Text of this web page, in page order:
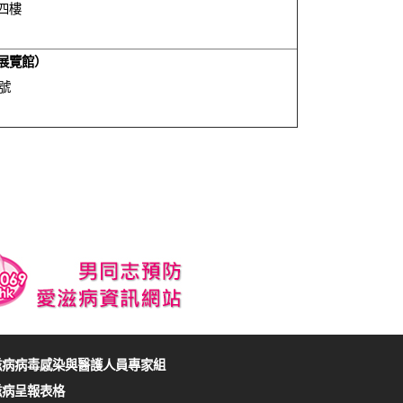
樓
覽館）
病毒感染與醫護人員專家組
呈報表格